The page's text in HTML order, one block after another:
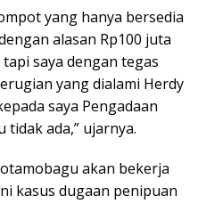
yang hanya bersedia
alasan Rp100 juta
tapi saya dengan tegas
yang dialami Herdy
saya Pengadaan
ada,” ujarnya.
akan bekerja
kasus dugaan penipuan